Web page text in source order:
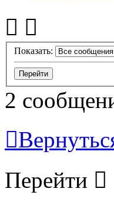
Показать:
2
Перейти